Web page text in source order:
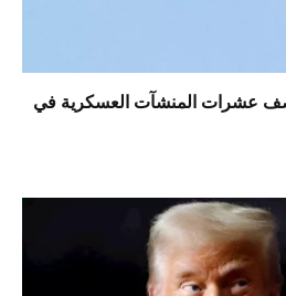
عشرات المنشآت العسكرية في